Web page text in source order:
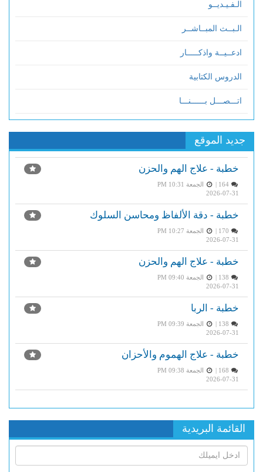
الـفـيـديــو
الـبــث المبــاشــر
ادعــيــة واذكـــــار
الدروس الكتابية
اتـــصـــل بــــــنـــا
جديد الموقع
خطبة - علاج الهم والحزن
164 |
الجمعة PM 10:31
2026-07-31
خطبة - دقة الألفاظ ومحاسن السلوك
الجمعة PM 10:27
2026-07-31
خطبة - علاج الهم والحزن
الجمعة PM 09:40
2026-07-31
خطبة - الربا
الجمعة PM 09:39
2026-07-31
خطبة - علاج الهموم والأحزان
الجمعة PM 09:38
2026-07-31
القائمة البريدية